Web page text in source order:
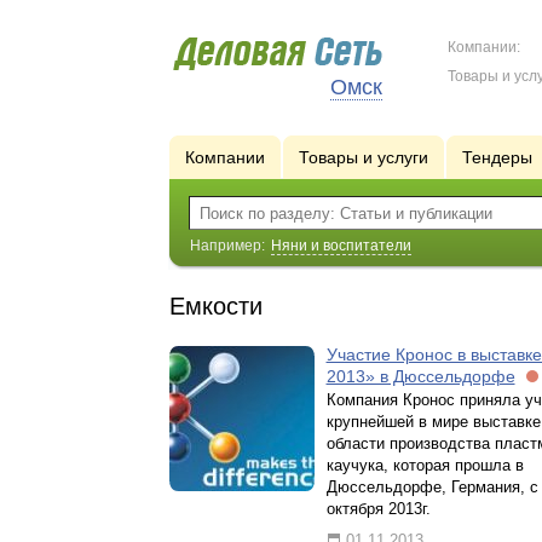
Омск
Компании:
Товары и
Компании Товары и услуги Тендеры
Например: Няни и воспитатели
Емкости
Участие Кронос в
2013» в Дюссельдорфе
Компания Кронос приняла
крупнейшей в мире
области производства
каучука, которая прошла в
Дюссельдорфе, Германия, с
октября 2013г.